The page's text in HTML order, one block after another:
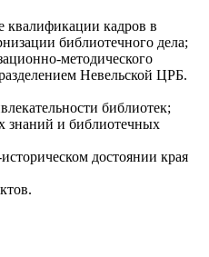
квалификации кадров в
библиотечного дела;
методического
Невельской ЦРБ.
библиотек;
знаний и библиотечных
достоянии края